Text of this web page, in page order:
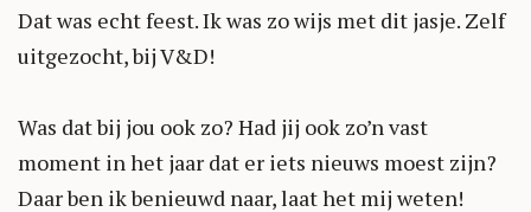
Dat was echt feest. Ik was zo wijs met dit jasje. Zelf
uitgezocht, bij V&D!
Was dat bij jou ook zo? Had jij ook zo’n vast
moment in het jaar dat er iets nieuws moest zijn?
Daar ben ik benieuwd naar, laat het mij weten!